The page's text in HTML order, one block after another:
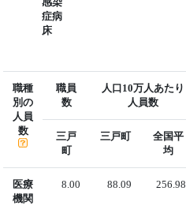
症病
床
職種
別の
人員
数
職員
数
人口10万人あたり
人員数
三戸
町
三戸町
全国平
均
医療
機関
8.00 88.09 256.98